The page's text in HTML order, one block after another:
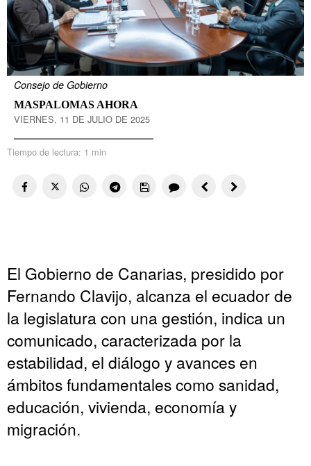
Consejo de Gobierno
MASPALOMAS AHORA
VIERNES, 11 DE JULIO DE 2025
Tiempo de lectura: 1 min
El Gobierno de Canarias, presidido por
Fernando Clavijo, alcanza el ecuador de
la legislatura con una gestión, indica un
comunicado, caracterizada por la
estabilidad, el diálogo y avances en
ámbitos fundamentales como sanidad,
educación, vivienda, economía y
migración.